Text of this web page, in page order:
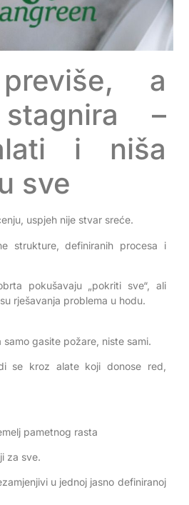
a
–
i niša
sve
uspjeh nije stvar sreće.
strukture, definiranih procesa i
pokušavaju „pokriti sve“, ali
rješavanja problema u hodu.
gasite požare, niste sami.
se kroz alate koji donose red,
pametnog rasta
za sve.
u jednoj jasno definiranoj